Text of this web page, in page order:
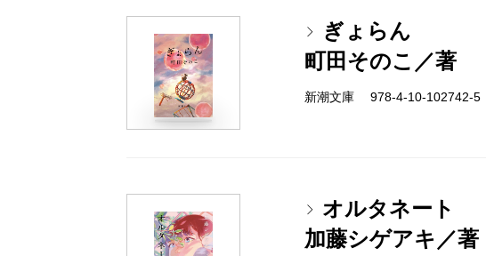
ぎょらん
町田そのこ／著
新潮文庫 978-4-10-
オルタネート
加藤シゲアキ／著